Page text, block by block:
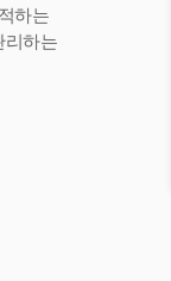
하는
리하는